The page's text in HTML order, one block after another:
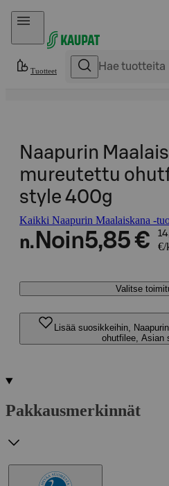
Hyppää sisältöön
Tuotteet
Naapurin
mureutettu
style 400g
Kaikki Naapurin Maalaiskana -
n. Noin5,85 €
€/
Valitse
Lisää suosikkeihin,
ohutfilee, Asian
Pakkausmerkinnät